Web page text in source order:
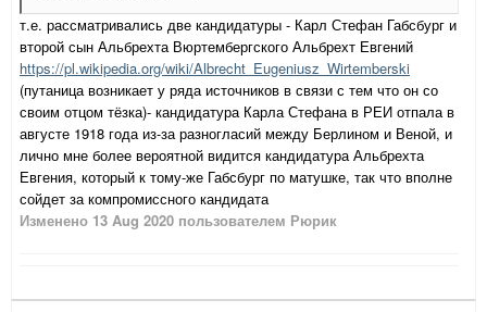
т.е. рассматривались две кандидатуры - Карл Стефан Габсбург и
второй сын Альбрехта Вюртембергского Альбрехт Евгений
https://pl.wikipedia.org/wiki/Albrecht_Eugeniusz_Wirtemberski
(путаница возникает у ряда источников в связи с тем что он со
своим отцом тёзка)- кандидатура Карла Стефана в РЕИ отпала в
августе 1918 года из-за разногласий между Берлином и Веной, и
лично мне более вероятной видится кандидатура Альбрехта
Евгения, который к тому-же Габсбург по матушке, так что вполне
сойдет за компромиссного кандидата
Изменено 13 Aug 2020 пользователем Рюрик